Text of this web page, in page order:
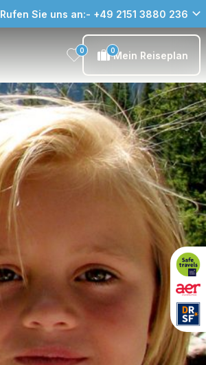
Rufen Sie uns an:- +49 2151 3880 236
0 0Mein Reiseplan